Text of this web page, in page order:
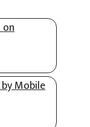
on
Mobile